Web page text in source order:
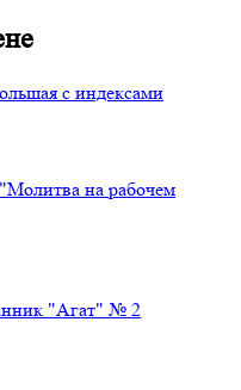
с индексами
на рабочем
"Агат" № 2